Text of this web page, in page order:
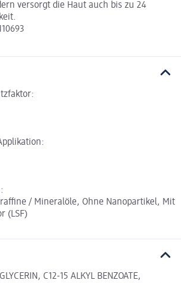
versorgt die Haut auch bis zu 24
/ Mineralöle, Ohne Nanopartikel, Mit
(LSF)
C12-15 ALKYL BENZOATE,